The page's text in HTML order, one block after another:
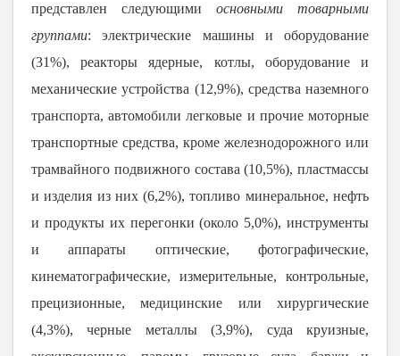
представлен следующими основными товарными
группами: электрические машины и оборудование
(31%), реакторы ядерные, котлы, оборудование и
механические устройства (12,9%), средства наземного
транспорта, автомобили легковые и прочие моторные
транспортные средства, кроме железнодорожного или
трамвайного подвижного состава (10,5%), пластмассы
и изделия из них (6,2%), топливо минеральное, нефть
и продукты их перегонки (около 5,0%), инструменты
и аппараты оптические, фотографические,
кинематографические, измерительные, контрольные,
прецизионные, медицинские или хирургические
(4,3%), черные металлы (3,9%), суда круизные,